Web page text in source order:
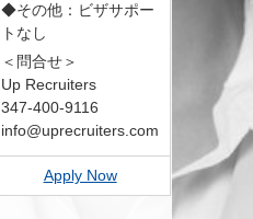
◆その他：ビザサポー
トなし
＜問合せ＞
Up Recruiters
347-400-9116
info@uprecruiters.com
Apply Now